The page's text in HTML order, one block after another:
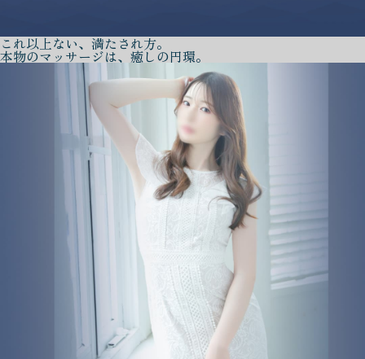
これ以上ない、満たされ方。
本物のマッサージは、癒しの円環。